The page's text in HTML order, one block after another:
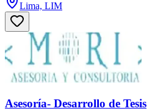
Lima, LIM
Asesoría- Desarrollo de Tesis